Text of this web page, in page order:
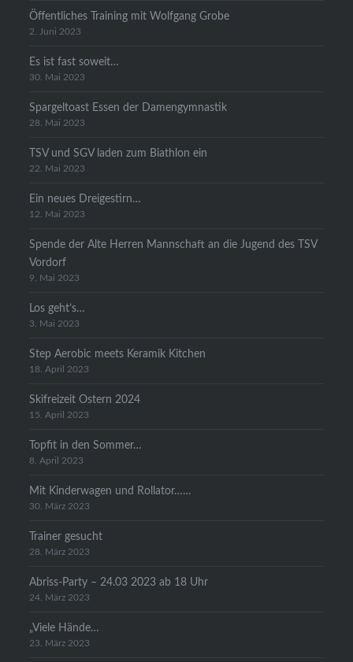
Öffentliches Training mit Wolfgang Grobe
2. Juni 2023
Es ist fast soweit…
30. Mai 2023
Spargeltoast Essen der Damengymnastik
28. Mai 2023
TSV und SGV laden zum Biathlon ein
22. Mai 2023
Ein neues Dreigestirn…
12. Mai 2023
Spende der Alte Herren Mannschaft an die Jugend des TSV
Vordorf
9. Mai 2023
Los geht’s…
3. Mai 2023
Step Aerobic meets Keramik Kitchen
18. April 2023
Skifreizeit Ostern 2024
15. April 2023
Topfit in den Sommer…
8. April 2023
Mit Kinderwagen und Rollator……
30. März 2023
Trainer gesucht
28. März 2023
Abriss-Party – 24.03 2023 ab 18 Uhr
24. März 2023
„Viele Hände…
23. März 2023